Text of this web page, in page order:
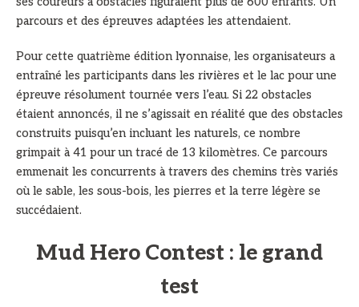
parcours et des épreuves adaptées les attendaient.
Pour cette quatrième édition lyonnaise, les organisateurs a
entraîné les participants dans les rivières et le lac pour une
épreuve résolument tournée vers l’eau. Si 22 obstacles
étaient annoncés, il ne s’agissait en réalité que des obstacles
construits puisqu’en incluant les naturels, ce nombre
grimpait à 41 pour un tracé de 13 kilomètres. Ce parcours
emmenait les concurrents à travers des chemins très variés
où le sable, les sous-bois, les pierres et la terre légère se
succédaient.
Mud Hero Contest : le grand
test